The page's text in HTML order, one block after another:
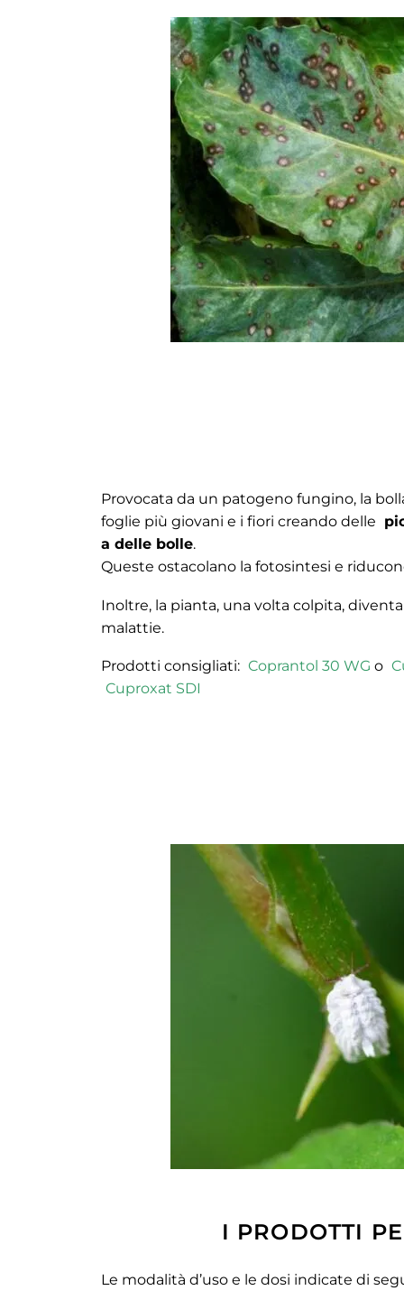
Provocata da un patogeno fungino, la
foglie più giovani e i fiori creando delle
a delle bolle.
Queste ostacolano la fotosintesi e
Inoltre, la pianta, una volta colpita,
malattie.
Prodotti consigliati: Coprantol 30 WG o
Cuproxat SDI
I PRODOTTI
Le modalità d’uso e le dosi indicate di